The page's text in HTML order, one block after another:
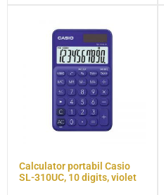
Calculator portabil Casio
SL-310UC, 10 digits, violet